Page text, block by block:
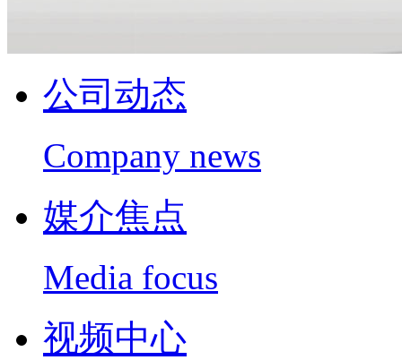
公司动态
Company news
媒介焦点
Media focus
视频中心